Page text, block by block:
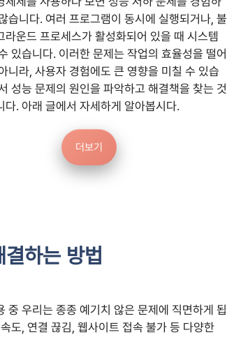
습니다. 여러 프로그램이 동시에 실행되거나, 불
라운드 프로세스가 활성화되어 있을 때 시스템
있습니다. 이러한 문제는 작업의 효율성을 떨어
니라, 사용자 경험에도 큰 영향을 미칠 수 있습
성능 문제의 원인을 파악하고 해결책을 찾는 것
다. 아래 글에서 자세하게 알아봅시다.
더보기
하는 방법
중 우리는 종종 예기치 않은 문제에 직면하게 됩
도, 연결 끊김, 웹사이트 접속 불가 등 다양한